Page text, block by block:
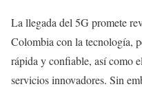
La llegada del 5G promete
Colombia con la tecnología,
rápida y confiable, así como
servicios innovadores. Sin